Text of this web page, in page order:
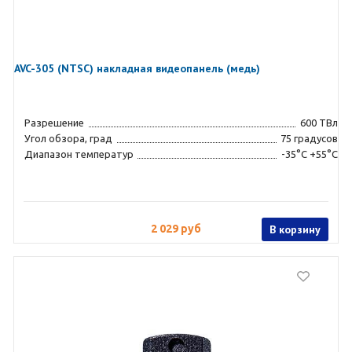
AVC-305 (NTSC) накладная видеопанель (медь)
Разрешение
600 ТВл
Угол обзора, град
75 градусов
Диапазон температур
-35°С +55°С
2 029 руб В корзину